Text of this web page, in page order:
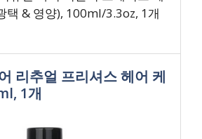
택 & 영양), 100ml/3.3oz, 1개
리추얼 프리셔스 헤어 케
1개